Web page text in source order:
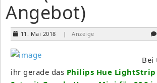
Angebot)
11. Mai 2018 | Anzeige
Bei
ihr gerade das Philips Hue